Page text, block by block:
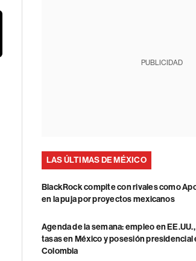
PUBLICIDAD
LAS ÚLTIMAS DE MÉXICO
BlackRock compite con rivales como
en la puja por proyectos mexicanos
Agenda de la semana: empleo en EE.UU.,
tasas en México y posesión presidencial
Colombia